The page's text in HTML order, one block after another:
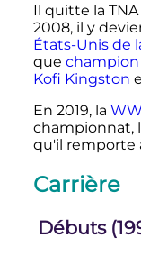
Il quitte la
2008, il y
États-Unis de
que champion
Kofi Kingston
En 2019, la
championnat,
qu'il remporte
Carrière
Débuts